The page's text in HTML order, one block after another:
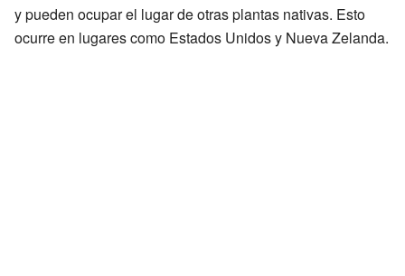
y pueden ocupar el lugar de otras plantas nativas. Esto
ocurre en lugares como Estados Unidos y Nueva Zelanda.